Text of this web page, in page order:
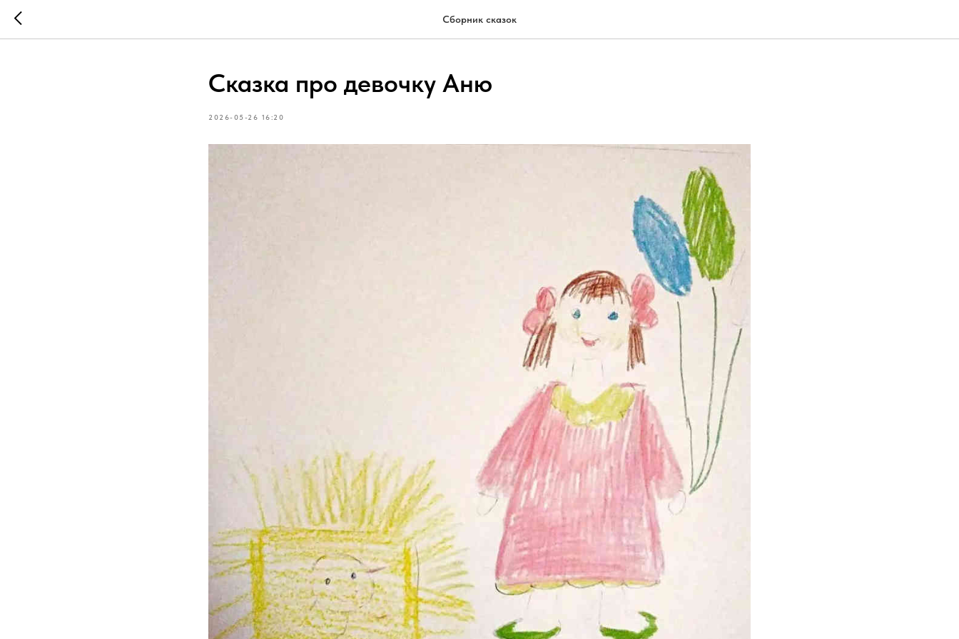
Сборник сказок
Сказка про девочку Аню
2026-05-26 16:20